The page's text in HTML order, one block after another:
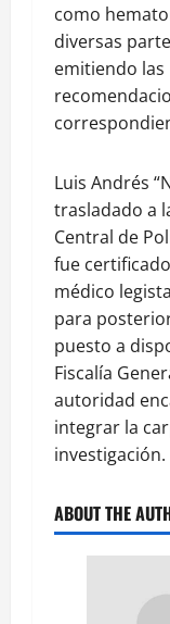
como
diversas
emitiendo las
Luis Andrés
trasladado a
Central de
fue
médico
para
puesto a
Fiscalía
autoridad
integrar la
investigación.
ABOUT THE